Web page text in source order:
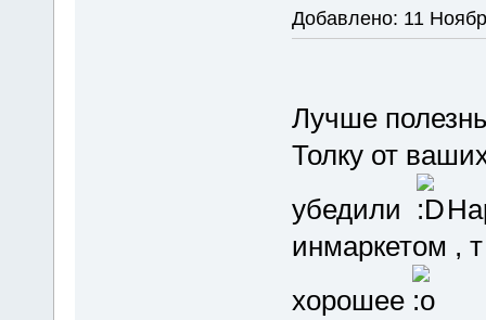
Добавлено: 11
Лучше
Толку от
убедили
инмаркетом ,
хорошее